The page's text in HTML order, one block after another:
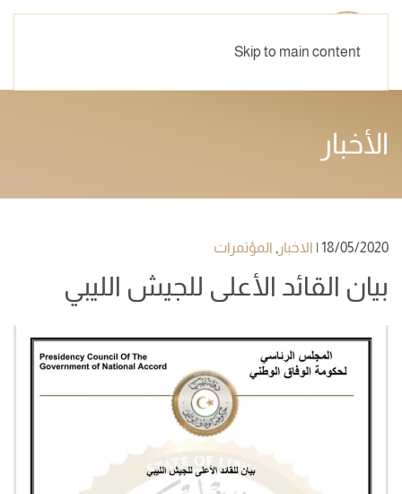
Skip to main content
الأخبار
18/05/2020
| الاخبار , المؤتمرات
بيان القائد الأعلى للجيش الليبي